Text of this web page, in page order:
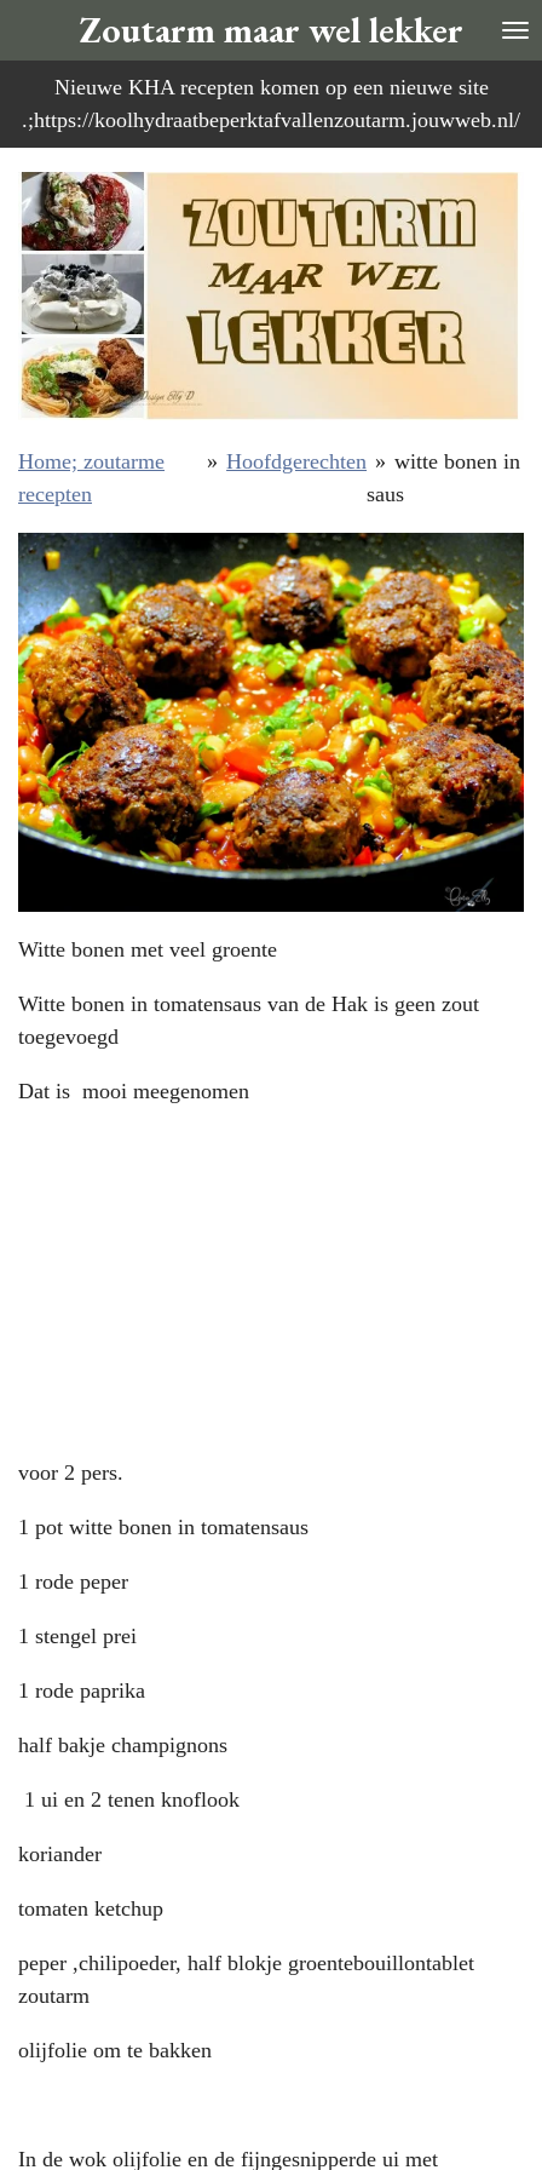
direct
naar
de
Zoutarm maar wel lekker
Nieuwe KHA recepten komen op een nieuwe site
.;https://koolhydraatbeperktafvallenzoutarm.jouwweb.nl/
Home; zoutarme
recepten
» Hoofdgerechten » witte bonen in
saus
Witte bonen met veel groente
Witte bonen in tomatensaus van de Hak is geen zout
toegevoegd
Dat is mooi meegenomen
voor 2 pers.
1 pot witte bonen in tomatensaus
1 rode peper
1 stengel prei
1 rode paprika
half bakje champignons
1 ui en 2 tenen knoflook
koriander
tomaten ketchup
peper ,chilipoeder, half blokje groentebouillontablet
zoutarm
olijfolie om te bakken
In de wok olijfolie en de fijngesnipperde ui met